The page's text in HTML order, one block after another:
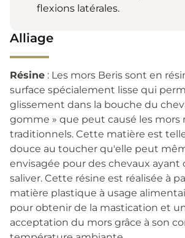
flexions latérales.
Alliage
Résine : Les mors Beris sont en
surface spécialement lisse qui
glissement dans la bouche du
gomme » que peut causé les mors
traditionnels. Cette matière est
douce au toucher qu'elle peut
envisagée pour des chevaux ayant
saliver. Cette résine est réalisée à
matière plastique à usage
pour obtenir de la mastication et
acceptation du mors grâce à son